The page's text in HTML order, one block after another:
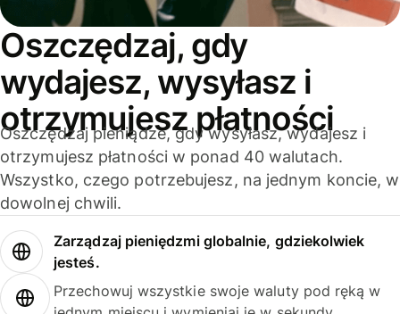
Oszczędzaj, gdy
wydajesz, wysyłasz i
otrzymujesz płatności
Oszczędzaj pieniądze, gdy wysyłasz, wydajesz i
otrzymujesz płatności w ponad 40 walutach.
Wszystko, czego potrzebujesz, na jednym koncie, w
dowolnej chwili.
Zarządzaj pieniędzmi globalnie, gdziekolwiek
jesteś.
Przechowuj wszystkie swoje waluty pod ręką w